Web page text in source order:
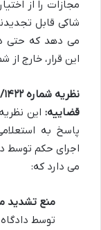
مجازات را از
شاکی قابل
می دهد که حتی
این قرار، خارج
قضاییه: این
پاسخ به
اجرای حکم توسط
می دارد که:
منع تشدید
توسط